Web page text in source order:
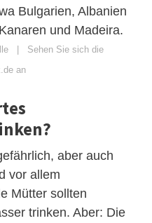
Bulgarien, Albanien
und Madeira.
| Sehen Sie sich die
an
aber auch
vor allem
Mütter sollten
trinken. Aber: Die